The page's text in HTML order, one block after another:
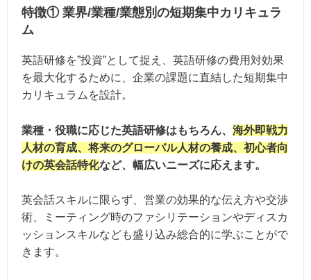
特徴① 業界/業種/業態別の短期集中カリキュラ
ム
英語研修を”投資”として捉え、英語研修の費用対効果
を最大化するために、企業の課題に直結した短期集中
カリキュラムを設計。
業種・役職に応じた英語研修はもちろん、 海外即戦力
人材の育成、将来のグローバル人材の養成、初心者向
けの英会話特化など、幅広いニーズに応えます。
英会話スキルに限らず、営業の効果的な伝え方や交渉
術、ミーティング時のファシリテーションやディスカ
ッションスキルなども盛り込み総合的に学ぶことがで
きます。